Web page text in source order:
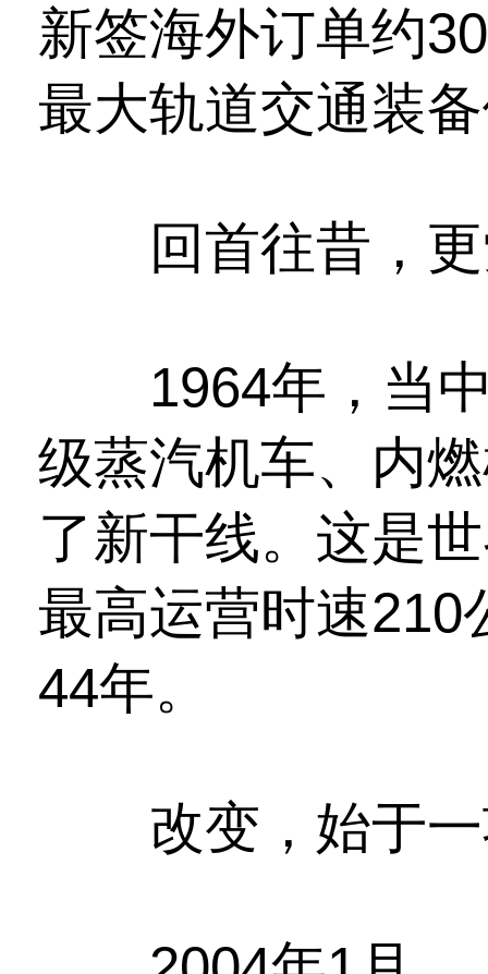
新签海外订单约
最大轨道交通装
回首往昔，更
1964年，当中
级蒸汽机车、内
了新干线。这是
最高运营时速210
44年。
改变，始于一